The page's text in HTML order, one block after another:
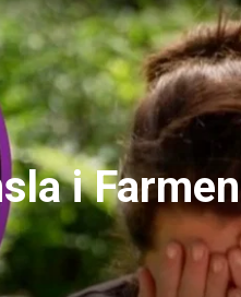
i Farmen